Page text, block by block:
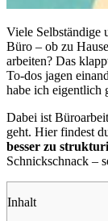
Viele Selbständige
Büro – ob zu
arbeiten? Das
To-dos jagen
habe ich eigentlich
Dabei ist
geht. Hier findest
besser zu
Schnickschnack –
Inhalt